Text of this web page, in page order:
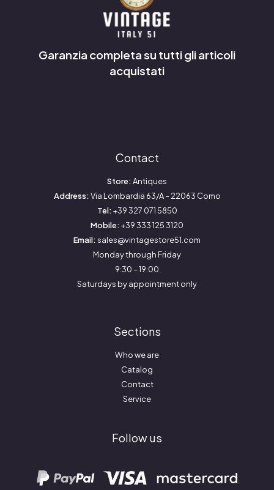
Garanzia completa su tutti gli articoli
acquistati
Contact
Store:Antiques
Address:Via Lombardia 63/A – 22063 Como
Tel:+39 327 071 5850
Mobile:+39 333 125 3120
Email:sales@vintagestore51.com
Monday through Friday
9:30 – 19:00
Saturdays by appointment only
Sections
Who we are
Catalog
Contact
Service
Follow us